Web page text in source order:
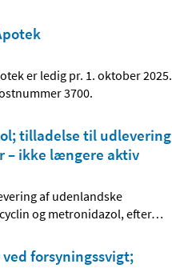
er ledig pr. 1. oktober 2025.
3700.
tilladelse til udlevering
– ikke længere aktiv
af udenlandske
og metronidazol, efter…
forsyningssvigt;